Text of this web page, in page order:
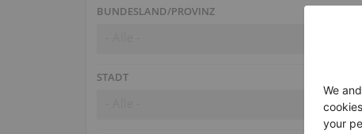
BUNDESLAND/PROVINZ
STADT